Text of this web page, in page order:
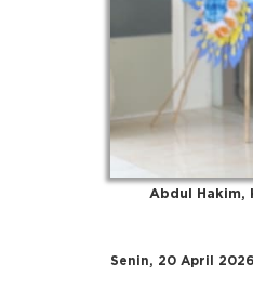
Abdul Hakim,
Senin, 20 April 2026